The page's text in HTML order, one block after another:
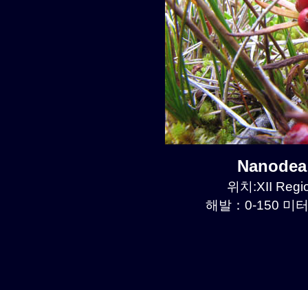
위치:XII
해발：0-150 미